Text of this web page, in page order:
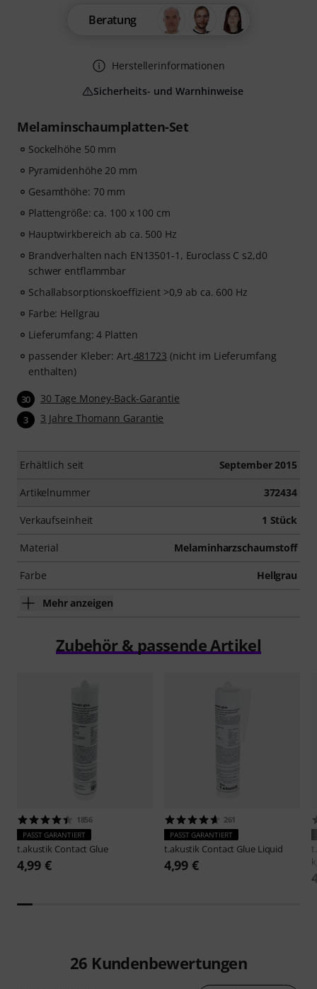
Melaminschaumplatten-Set
Sockelhöhe 50 mm
Pyramidenhöhe 20 mm
Gesamthöhe: 70 mm
Plattengröße: ca. 100 x 100 cm
Hauptwirkbereich ab ca. 500 Hz
Brandverhalten nach EN13501-1, Euroclass C s2,d0
schwer entflammbar
Schallabsorptionskoeffizient >0,9 ab ca. 600 Hz
Farbe: Hellgrau
Lieferumfang: 4 Platten
passender Kleber: Art.481723 (nicht im Lieferumfang
enthalten)
30 30 Tage Money-Back-Garantie
3 3 Jahre Thomann Garantie
Erhältlich seit September 2015
Artikelnummer 372434
Verkaufseinheit 1 Stück
Material Melaminharzschaumstoff
Farbe Hellgrau
Mehr anzeigen
Beratung
Herstellerinformationen
Sicherheits- und Warnhinweise
Zubehör & passende Artikel
1856
PASST GARANTIERT
t.akustik Contact Glue
4,99 €
261
PASST GARANTIERT
t.akustik Contact Glue Liquid
4,99 €
26 Kundenbewertungen